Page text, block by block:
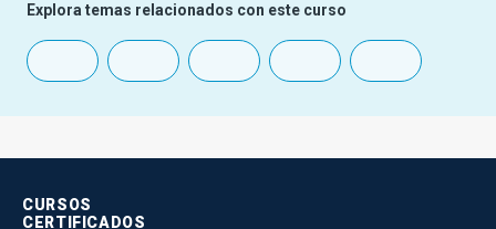
Explora temas relacionados con este curso
CURSOS
CERTIFICADOS